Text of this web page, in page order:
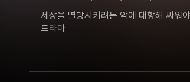
세상을 멸망시키려는 악에 대항해 싸워
드라마